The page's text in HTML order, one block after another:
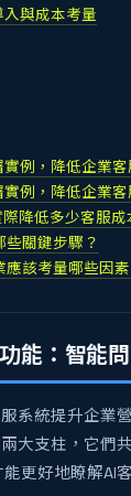
與成本考量
例，降低企業
例，降低企業
降低多少客服成
關鍵步驟？
該考量哪些因素
能：智能
系統提升企業
大支柱，它們
更好地瞭解AI